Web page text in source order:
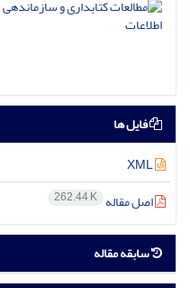
فایل ها
اصل مقاله 262.44 K
سابقه مقاله